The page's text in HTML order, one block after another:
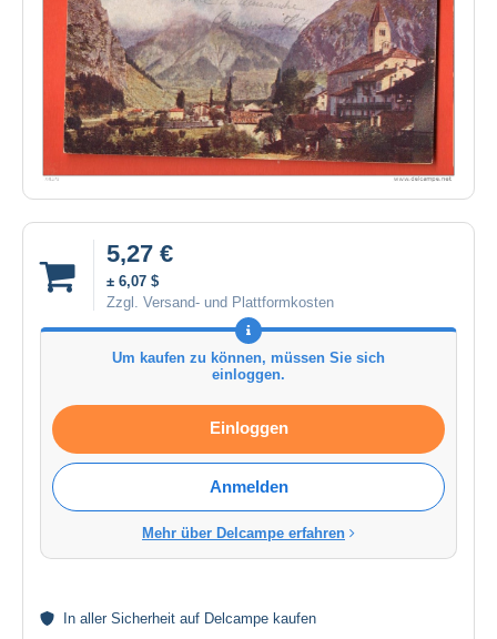
5,27 €
± 6,07 $
Zzgl. Versand- und Plattformkosten
Um kaufen zu können, müssen Sie sich
einloggen.
Einloggen
Anmelden
Mehr über Delcampe erfahren
In aller Sicherheit auf Delcampe kaufen